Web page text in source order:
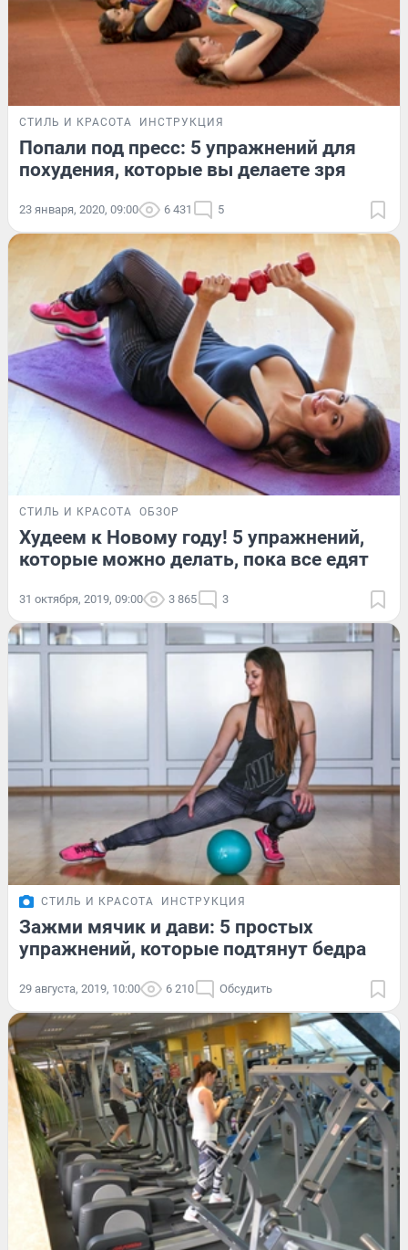
СТИЛЬ И КРАСОТА ИНСТРУКЦИЯ
Попали под пресс: 5 упражнений для
похудения, которые вы делаете зря
23 января, 2020, 09:00 6 431 5
СТИЛЬ И КРАСОТА ОБЗОР
Худеем к Новому году! 5 упражнений,
которые можно делать, пока все едят
31 октября, 2019, 09:00 3 865 3
СТИЛЬ И КРАСОТА ИНСТРУКЦИЯ
Зажми мячик и дави: 5 простых
упражнений, которые подтянут бедра
29 августа, 2019, 10:00 6 210 Обсудить